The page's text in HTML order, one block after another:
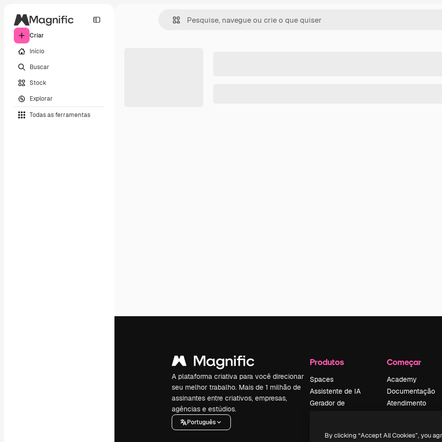
Criar
Início
Buscar
Stock
Explorar
Todas as ferramentas
A plataforma criativa para você direcionar
seu melhor trabalho. Mais de 1 milhão de
assinantes entre criativos, empresas,
agências e estúdios.
Português
Produtos
Spaces
Assistente de IA
Gerador de
Texto para voz
Começar
Academy
Documentação
Atendimento
Política de
By clicking “Accept All Cookies”, you